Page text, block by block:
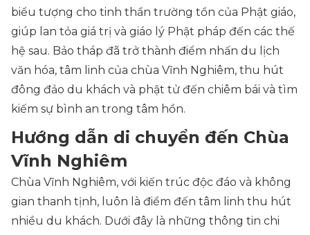
biểu tượng cho tinh thần trường tồn của Phật giáo,
giúp lan tỏa giá trị và giáo lý Phật pháp đến các thế
hệ sau. Bảo tháp đã trở thành điểm nhấn du lịch
văn hóa, tâm linh của chùa Vĩnh Nghiêm, thu hút
đông đảo du khách và phật tử đến chiêm bái và tìm
kiếm sự bình an trong tâm hồn.
Hướng dẫn di chuyển đến Chùa
Vĩnh Nghiêm
Chùa Vĩnh Nghiêm, với kiến trúc độc đáo và không
gian thanh tịnh, luôn là điểm đến tâm linh thu hút
nhiều du khách. Dưới đây là những thông tin chi